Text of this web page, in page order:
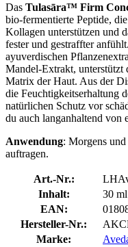
Das Tulasāra™ Firm
bio-fermentierte Peptide,
Kollagen unterstützen und
fester und gestraffter
ayuverdischen
Mandel-Extrakt, unterstützt
Matrix der Haut. Aus der
die Feuchtigkeitserhaltung
natürlichen Schutz vor
du auch langanhaltend von
Anwendung: Morgens
auftragen.
Art.-Nr.:
Inhalt:
30 ml
EAN:
Hersteller-Nr.:
Marke: